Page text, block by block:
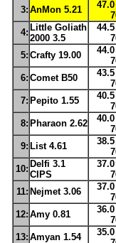
3: AnMon 5.21
4: Little Goliath
2000 3.5
5: Crafty 19.00
6: Comet B50
7: Pepito 1.55
8: Pharaon 2.62
9: List 4.61
10: Delfi 3.1
CIPS
11: Nejmet 3.06
12: Amy 0.81
13: Amyan 1.54